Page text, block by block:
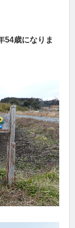
54歳になりま